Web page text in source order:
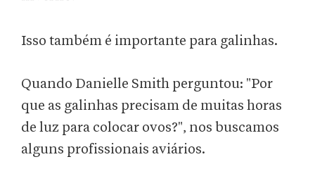
Isso também é importante para galinhas.
Quando Danielle Smith perguntou: "Por
que as galinhas precisam de muitas horas
de luz para colocar ovos?", nos buscamos
alguns profissionais aviários.